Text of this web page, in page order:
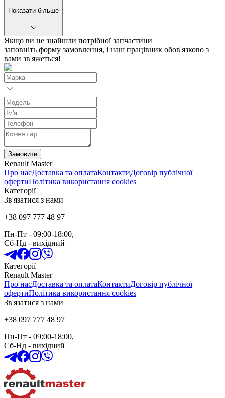
Показати більше
Якщо ви не знайшли потрібної запчастини
заповніть форму замовлення, і наш працівник обов'язково з
вами зв'яжеться!
Замовити
Renault Master
Про насДоставка та оплатаКонтактиДоговір публічної
офертиПолітика використання cookies
Категорії
Зв'язатися з нами
+38 097 777 48 97
Пн-Пт - 09:00-18:00,
Сб-Нд - вихідний
Категорії
Renault Master
Про насДоставка та оплатаКонтактиДоговір публічної
офертиПолітика використання cookies
Зв'язатися з нами
+38 097 777 48 97
Пн-Пт - 09:00-18:00,
Сб-Нд - вихідний